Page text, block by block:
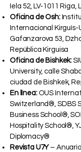
Iela 52, LV-1011 Riga,
Oficina de Osh:
Internacional Kirguís-
Gafanzarova 53,
República Kirguisa
Oficina de Bishkek:
University, calle
ciudad de Bishkek,
En línea:OUS
Switzerland®, SDBS
Business School®,
Hospitality School®,
Diplomacy®
Revista U7Y–